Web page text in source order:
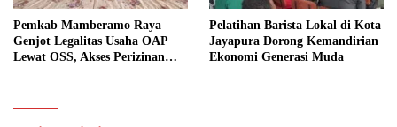
Pemkab Mamberamo Raya
Genjot Legalitas Usaha OAP
Lewat OSS, Akses Perizinan
Pelatihan Barista Lokal di Kota
Jayapura Dorong Kemandirian
Ekonomi Generasi Muda